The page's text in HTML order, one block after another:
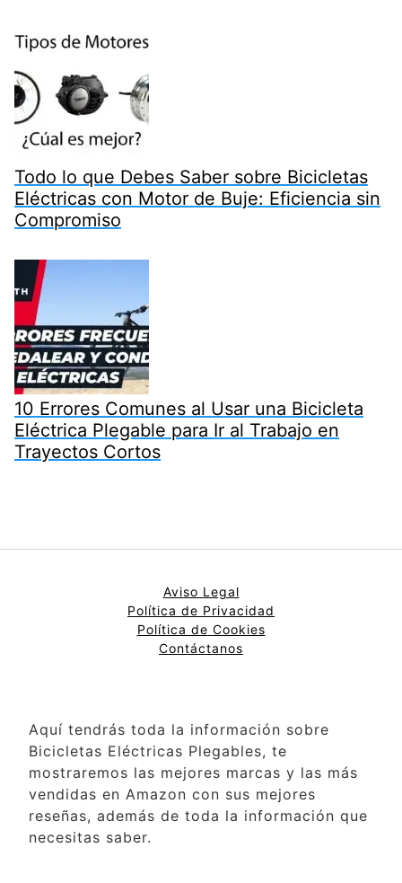
Todo lo que Debes Saber sobre Bicicletas
Eléctricas con Motor de Buje: Eficiencia sin
Compromiso
10 Errores Comunes al Usar una Bicicleta
Eléctrica Plegable para Ir al Trabajo en
Trayectos Cortos
Aviso Legal
Política de Privacidad
Política de Cookies
Contáctanos
Aquí tendrás toda la información sobre
Bicicletas Eléctricas Plegables, te
mostraremos las mejores marcas y las más
vendidas en Amazon con sus mejores
reseñas, además de toda la información que
necesitas saber.